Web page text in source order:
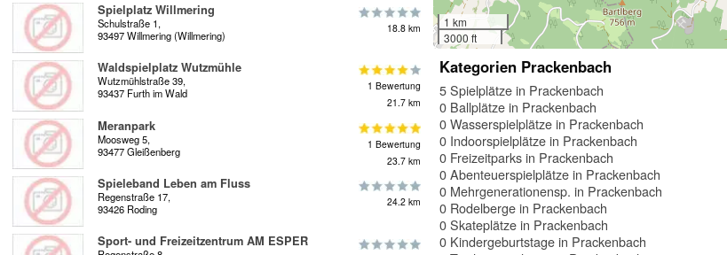
Spielplatz Willmering
Schulstraße 1,
93497 Willmering (Willmering)
18.8 km
Waldspielplatz Wutzmühle
Wutzmühlstraße 39,
93437 Furth im Wald
1 Bewertung
21.7 km
Meranpark
Moosweg 5,
93477 Gleißenberg
1 Bewertung
23.7 km
Spieleband Leben am Fluss
Regenstraße 17,
93426 Roding
24.2 km
Sport- und Freizeitzentrum AM ESPER
1 km
3000 ft
Kategorien Prackenbach
5 Spielplätze in Prackenbach
0 Ballplätze in Prackenbach
0 Wasserspielplätze in Prackenbach
0 Indoorspielplätze in Prackenbach
0 Freizeitparks in Prackenbach
0 Abenteuerspielplätze in Prackenbach
0 Mehrgenerationensp. in Prackenbach
0 Rodelberge in Prackenbach
0 Skateplätze in Prackenbach
0 Kindergeburtstage in Prackenbach